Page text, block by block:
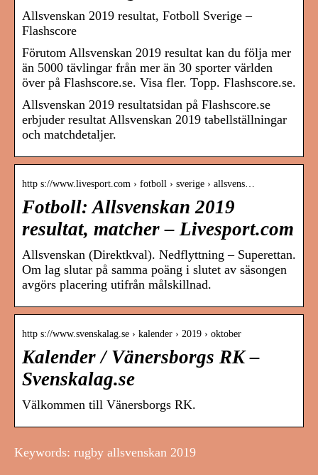
Allsvenskan 2019 resultat, Fotboll Sverige –
Flashscore
Förutom Allsvenskan 2019 resultat kan du följa mer
än 5000 tävlingar från mer än 30 sporter världen
över på Flashscore.se. Visa fler. Topp. Flashscore.se.
Allsvenskan 2019 resultatsidan på Flashscore.se
erbjuder resultat Allsvenskan 2019 tabellställningar
och matchdetaljer.
http s://www.livesport.com › fotboll › sverige › allsvens…
Fotboll: Allsvenskan 2019
resultat, matcher – Livesport.com
Allsvenskan (Direktkval). Nedflyttning – Superettan.
Om lag slutar på samma poäng i slutet av säsongen
avgörs placering utifrån målskillnad.
http s://www.svenskalag.se › kalender › 2019 › oktober
Kalender / Vänersborgs RK –
Svenskalag.se
Välkommen till Vänersborgs RK.
Keywords: rugby allsvenskan 2019